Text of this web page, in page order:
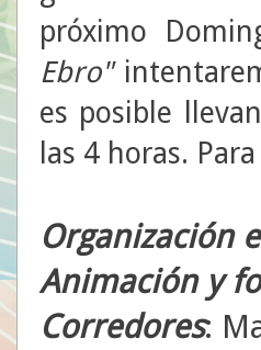
próximo
Ebro"
es posible
las 4 horas.
Organización
Animación y
Corredores: